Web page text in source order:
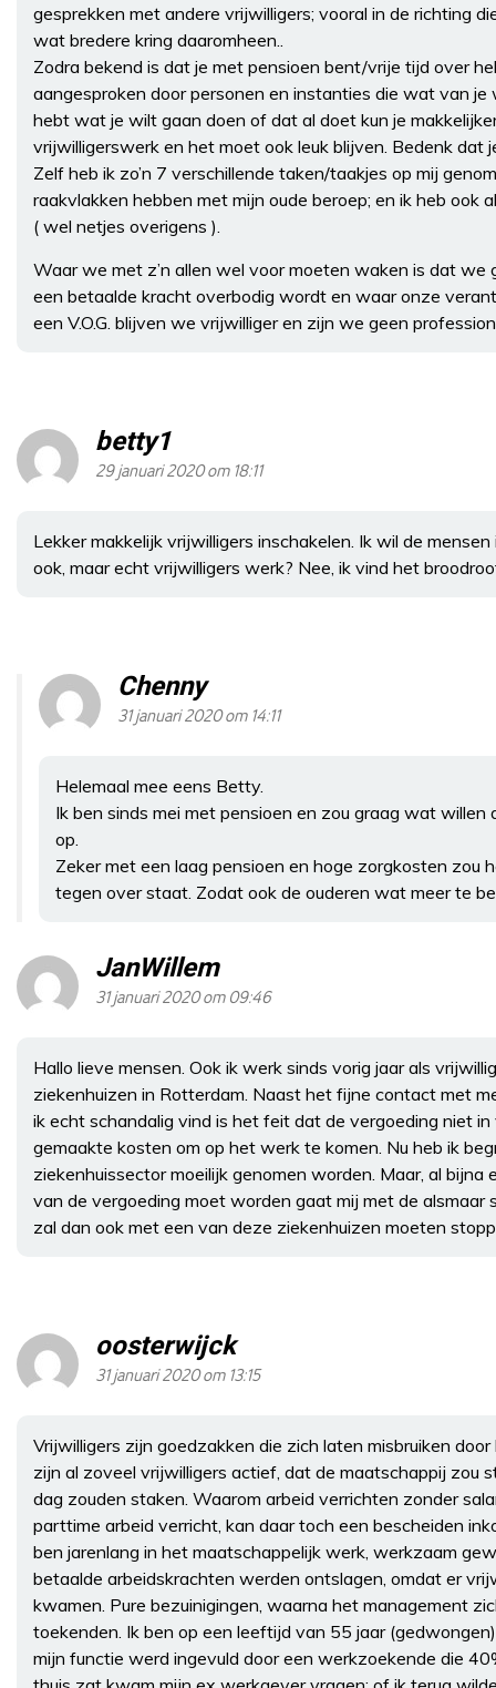
gesprekken met andere vrijwilligers; vooral in de richting
wat bredere kring daaromheen..
Zodra bekend is dat je met pensioen bent/vrije tijd over
aangesproken door personen en instanties die wat van je
hebt wat je wilt gaan doen of dat al doet kun je
vrijwilligerswerk en het moet ook leuk blijven. Bedenk dat
Zelf heb ik zo’n 7 verschillende taken/taakjes op mij
raakvlakken hebben met mijn oude beroep; en ik heb ook
( wel netjes overigens ).
Waar we met z’n allen wel voor moeten waken is dat
een betaalde kracht overbodig wordt en waar onze
een V.O.G. blijven we vrijwilliger en zijn we geen
betty1
29 januari 2020 om 18:11
Lekker makkelijk vrijwilligers inschakelen. Ik wil de
ook, maar echt vrijwilligers werk? Nee, ik vind het
Chenny
31 januari 2020 om 14:11
Helemaal mee eens Betty.
Ik ben sinds mei met pensioen en zou graag wat
op.
Zeker met een laag pensioen en hoge zorgkosten zou
tegen over staat. Zodat ook de ouderen wat meer te
JanWillem
31 januari 2020 om 09:46
Hallo lieve mensen. Ook ik werk sinds vorig jaar als
ziekenhuizen in Rotterdam. Naast het fijne contact met
ik echt schandalig vind is het feit dat de vergoeding niet
gemaakte kosten om op het werk te komen. Nu heb ik
ziekenhuissector moeilijk genomen worden. Maar, al
van de vergoeding moet worden gaat mij met de alsmaar
zal dan ook met een van deze ziekenhuizen moeten
oosterwijck
31 januari 2020 om 13:15
Vrijwilligers zijn goedzakken die zich laten misbruiken
zijn al zoveel vrijwilligers actief, dat de maatschappij zou
dag zouden staken. Waarom arbeid verrichten zonder
parttime arbeid verricht, kan daar toch een bescheiden
ben jarenlang in het maatschappelijk werk, werkzaam
betaalde arbeidskrachten werden ontslagen, omdat er
kwamen. Pure bezuinigingen, waarna het management
toekenden. Ik ben op een leeftijd van 55 jaar
mijn functie werd ingevuld door een werkzoekende die